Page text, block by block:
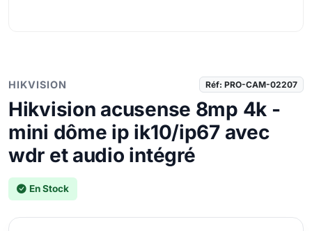
HIKVISION Réf: PRO-CAM-02207
Hikvision acusense 8mp 4k -
mini dôme ip ik10/ip67 avec
wdr et audio intégré
En Stock